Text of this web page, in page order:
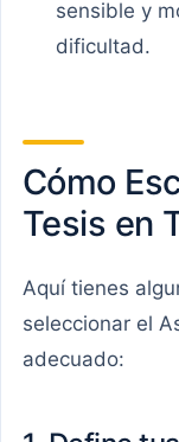
sensible y
dificultad.
Cómo
Tesis en
Aquí tienes
seleccionar el
adecuado: